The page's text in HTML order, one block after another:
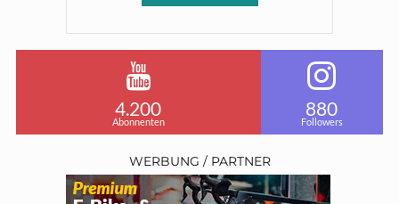
4.200
Abonnenten
880
Followers
WERBUNG / PARTNER